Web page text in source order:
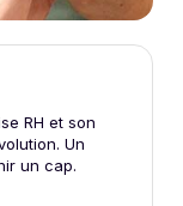
RH et son
Un
un cap.